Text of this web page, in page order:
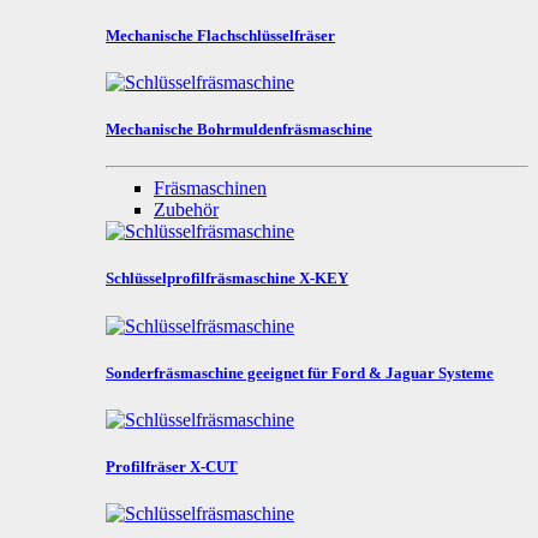
Mechanische Flachschlüsselfräser
Mechanische Bohrmuldenfräsmaschine
Fräsmaschinen
Zubehör
Schlüsselprofilfräsmaschine X-KEY
Sonderfräsmaschine geeignet für Ford & Jaguar Systeme
Profilfräser X-CUT